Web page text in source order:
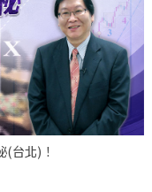
(台北)！